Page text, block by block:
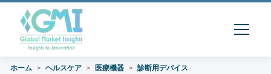
ホーム ヘルスケア 医療機器
診断用デバイス